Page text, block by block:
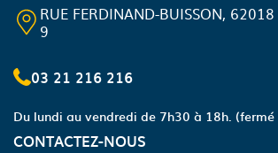
RUE FERDINAND-BUISSON, 62018
9
03 21 216 216
Du lundi au vendredi de 7h30 à 18h. (fermé
CONTACTEZ-NOUS